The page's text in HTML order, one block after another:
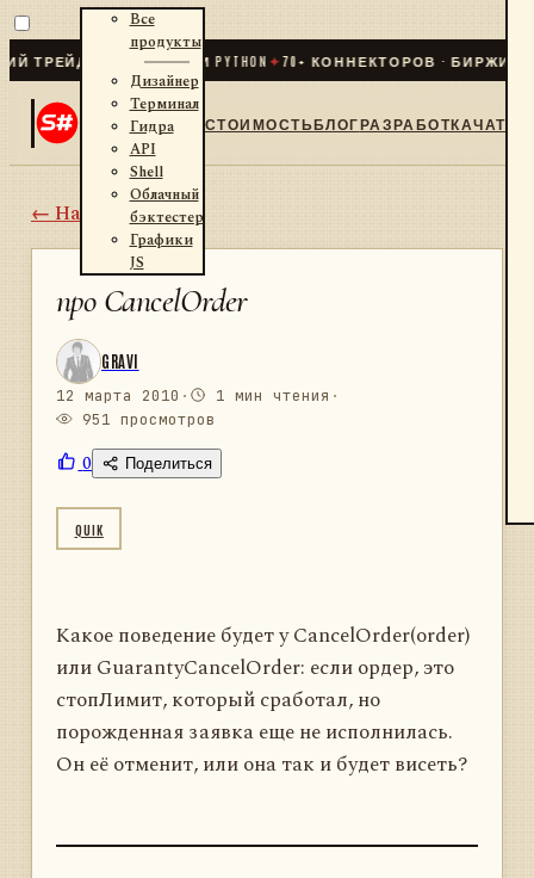
ДЛЯ .NET И PYTHON✦70+ КОННЕКТОРОВ · БИРЖИ ·
Все
продукты
Дизайнер
Терминал
Гидра
API
Shell
Облачный
бэктестер
Графики
JS
СТОИМОСТЬБЛОГРАЗРАБОТКАЧАТ
← Назад
про CancelOrder
GRAVI
12 марта 2010 · 1 мин чтения ·
951 просмотров
0 Поделиться
QUIK
Какое поведение будет у CancelOrder(order)
или GuarantyCancelOrder: если ордер, это
стопЛимит, который сработал, но
порожденная заявка еще не исполнилась.
Он её отменит, или она так и будет висеть?